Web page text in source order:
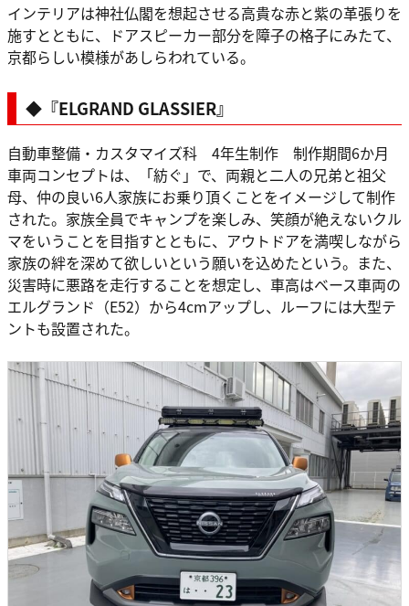
インテリアは神社仏閣を想起させる高貴な赤と紫の革張りを
施すとともに、ドアスピーカー部分を障子の格子にみたて、
京都らしい模様があしらわれている。
◆『ELGRAND GLASSIER』
自動車整備・カスタマイズ科 4年生制作 制作期間6か月
車両コンセプトは、「紡ぐ」で、両親と二人の兄弟と祖父
母、仲の良い6人家族にお乗り頂くことをイメージして制作
された。家族全員でキャンプを楽しみ、笑顔が絶えないクル
マをいうことを目指すとともに、アウトドアを満喫しながら
家族の絆を深めて欲しいという願いを込めたという。また、
災害時に悪路を走行することを想定し、車高はベース車両の
エルグランド（E52）から4cmアップし、ルーフには大型テ
ントも設置された。